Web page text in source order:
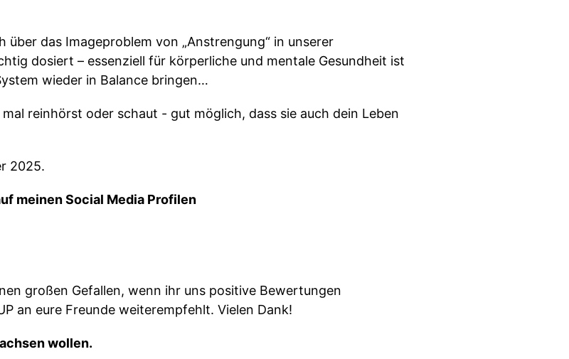
über das Imageproblem von „Anstrengung“ in unserer
dosiert – essenziell für körperliche und mentale Gesundheit ist
wieder in Balance bringen…
reinhörst oder schaut - gut möglich, dass sie auch dein Leben
2025.
meinen Social Media Profilen
großen Gefallen, wenn ihr uns positive Bewertungen
an eure Freunde weiterempfehlt. Vielen Dank!
wollen.